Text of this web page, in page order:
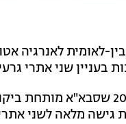
לאומית לאנרגיה
בעניין שני אתרי
זו הפעם הראשונה מאז שנת
גישה מלאה לשני